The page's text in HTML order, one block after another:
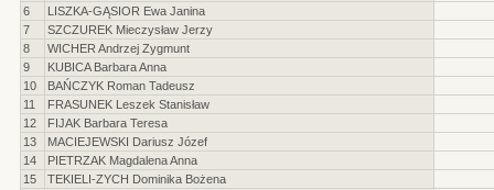
6
LISZKA-GĄSIOR Ewa Janina
7
SZCZUREK Mieczysław Jerzy
8
WICHER Andrzej Zygmunt
9
KUBICA Barbara Anna
10
BAŃCZYK Roman Tadeusz
11
FRASUNEK Leszek Stanisław
12
FIJAK Barbara Teresa
13
MACIEJEWSKI Dariusz Józef
14
PIETRZAK Magdalena Anna
15
TEKIELI-ZYCH Dominika Bożena